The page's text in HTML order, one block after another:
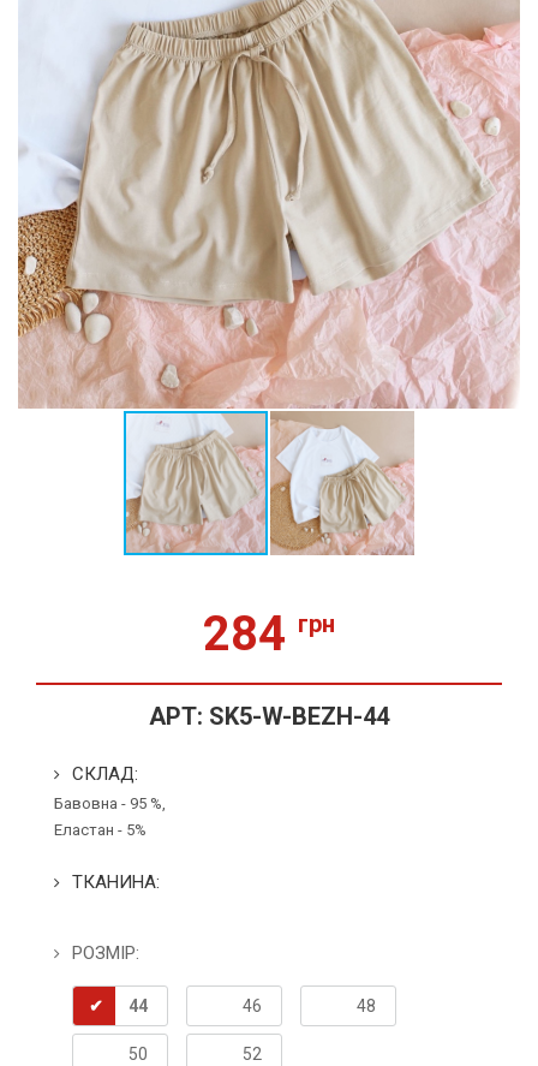
284 грн
АРТ: SK5-W-BEZH-44
СКЛАД:
Бавовна - 95 %,
Еластан - 5%
ТКАНИНА:
РОЗМІР:
44 46 48
50 52